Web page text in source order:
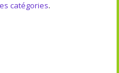
catégories.